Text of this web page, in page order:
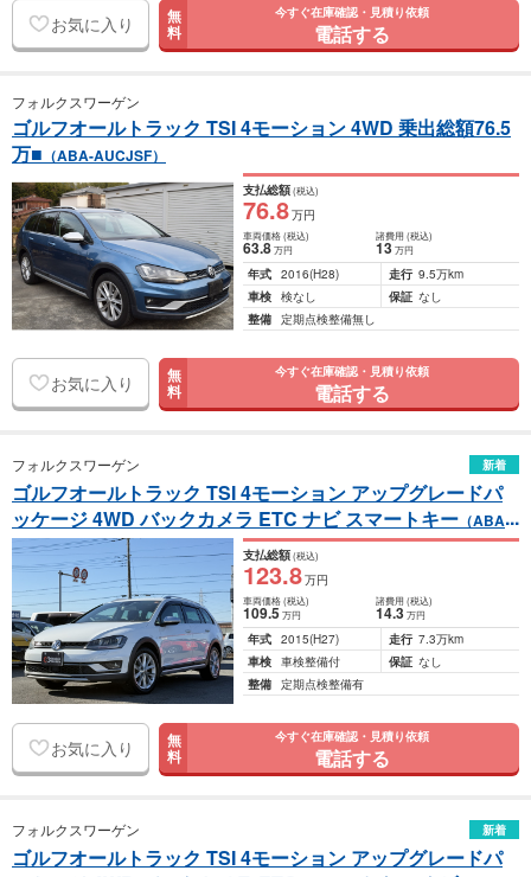
お気に入り 無
料
今すぐ在庫確認・見積り依頼
電話する
フォルクスワーゲン
ゴルフオールトラック TSI 4モーション 4WD 乗出総額76.5
万■ （ABA-AUCJSF）
支払総額(税込)
76.8万円
車両価格(税込)
63.8万円
諸費用 (税込)
13 万円
年式 2016(H28) 走行 9.5万km
車検 検なし 保証 なし
整備 定期点検整備無し
お気に入り 無
料
今すぐ在庫確認・見積り依頼
電話する
フォルクスワーゲン 新着
ゴルフオールトラック TSI 4モーション アップグレードパ
ッケージ 4WD バックカメラ ETC ナビ スマートキー （ABA-
AUCJSF）
支払総額(税込)
123.8万円
車両価格(税込)
109.5万円
諸費用 (税込)
14.3 万円
年式 2015(H27) 走行 7.3万km
車検 車検整備付 保証 なし
整備 定期点検整備有
お気に入り 無
料
今すぐ在庫確認・見積り依頼
電話する
フォルクスワーゲン 新着
ゴルフオールトラック TSI 4モーション アップグレードパ